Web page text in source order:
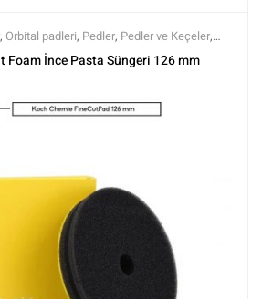
, Orbital padleri, Pedler, Pedler ve Keçeler,
,Tüm Ürünler,Tüm Ürünler
Foam İnce Pasta Süngeri 126 mm